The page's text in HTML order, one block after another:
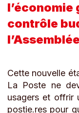
l’économie
contrôle
Cette nouvelle
La Poste ne
usagers et offrir
postie.res pour